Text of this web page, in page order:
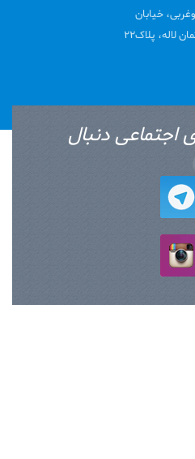
خیابان
پلاک22
اجتماعی دنبال